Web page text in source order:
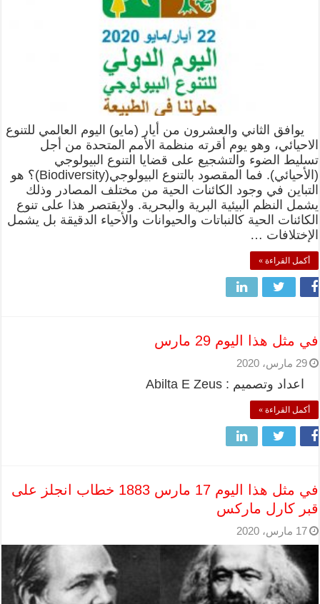
يوافق الثاني والعشرون من أيار (مايو) اليوم العالمي للتنوع
الاحيائي، وهو يوم أقرته منظمة الأمم المتحدة من أجل
تسليط الضوء والتشجيع على قضايا التنوع البيولوجي
(الأحيائي). فما المقصود بالتنوع البيولوجي(Biodiversity)؟ هو
التباين في وجود الكائنات الحية من مختلف المصادر وذلك
يشمل النظم البيئية البرية والبحرية. ولايقتصر هذا على تنوع
الكائنات الحية كالنباتات والحيوانات والأحياء الدقيقة بل يشمل
الإختلافات …
أكمل القراءة »
في مثل هذا اليوم 29 مارس
29 مارس، 2020
اعداد وتصميم : Abilta E Zeus
أكمل القراءة »
في مثل هذا اليوم 17 مارس 1883 خطاب انجلز على
قبر كارل ماركس
17 مارس، 2020